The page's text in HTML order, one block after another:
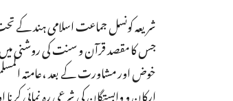
شریعہ کونسل جماعت اسلامی ہند کے
جس کا مقصد قرآن و سنت کی روشنی
خوض اور مشاورت کے بعد ،عامتہ
ارکان و وابستگان کی شرعی رہ نمائی